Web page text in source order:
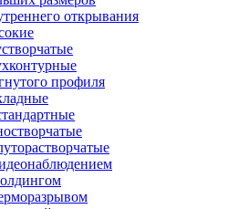
открывания
профиля